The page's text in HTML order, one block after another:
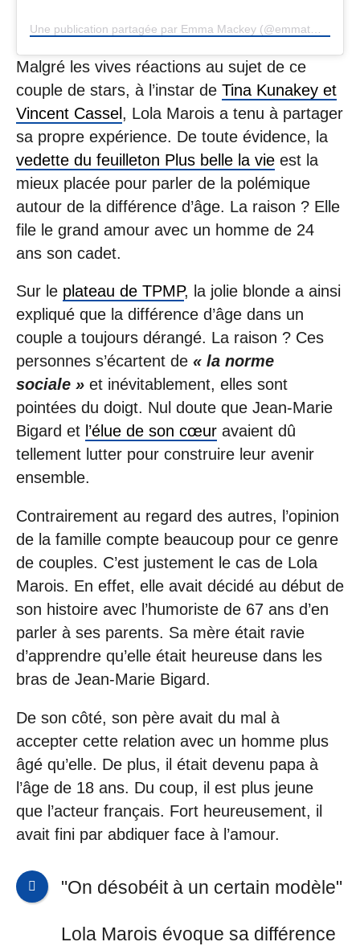
Malgré les vives réactions au sujet de ce
couple de stars, à l’instar de Tina Kunakey et
Vincent Cassel , Lola Marois a tenu à partager
sa propre expérience. De toute évidence, la
vedette du feuilleton Plus belle la vie est la
mieux placée pour parler de la polémique
autour de la différence d’âge. La raison ? Elle
file le grand amour avec un homme de 24
ans son cadet.
Sur le plateau de TPMP, la jolie blonde a ainsi
expliqué que la différence d’âge dans un
couple a toujours dérangé. La raison ? Ces
personnes s’écartent de « la norme
sociale » et inévitablement, elles sont
pointées du doigt. Nul doute que Jean-Marie
Bigard et l’élue de son cœur avaient dû
tellement lutter pour construire leur avenir
ensemble.
Contrairement au regard des autres, l’opinion
de la famille compte beaucoup pour ce genre
de couples. C’est justement le cas de Lola
Marois. En effet, elle avait décidé au début de
son histoire avec l’humoriste de 67 ans d’en
parler à ses parents. Sa mère était ravie
d’apprendre qu’elle était heureuse dans les
bras de Jean-Marie Bigard.
De son côté, son père avait du mal à
accepter cette relation avec un homme plus
âgé qu’elle. De plus, il était devenu papa à
l’âge de 18 ans. Du coup, il est plus jeune
que l’acteur français. Fort heureusement, il
avait fini par abdiquer face à l’amour.
"On désobéit à un certain modèle"
Lola Marois évoque sa différence